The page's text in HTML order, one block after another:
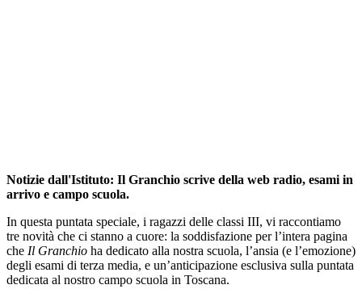
Notizie dall'Istituto: Il Granchio scrive della web radio, esami in
arrivo e campo scuola.
In questa puntata speciale, i ragazzi delle classi III, vi raccontiamo
tre novità che ci stanno a cuore: la soddisfazione per l’intera pagina
che Il Granchio ha dedicato alla nostra scuola, l’ansia (e l’emozione)
degli esami di terza media, e un’anticipazione esclusiva sulla puntata
dedicata al nostro campo scuola in Toscana.